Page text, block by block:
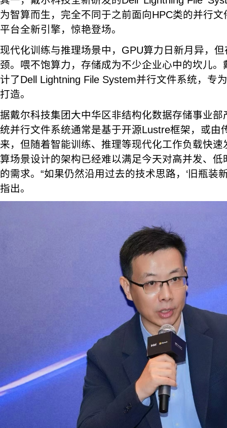
为智算而生，完全不同于之前面向HPC类的并行
平台全新引擎，惊艳登场。
现代化训练与推理场景中，GPU算力日新月异，
颈。喂不饱算力，存储成为不少企业心中的坎儿
计了Dell Lightning File System并行文件系统，专
打造。
据戴尔科技集团大中华区非结构化数据存储事业
统并行文件系统通常是基于开源Lustre框架，或由
来，但随着智能训练、推理等现代化工作负载快
算场景设计的架构已经难以满足今天对高并发、
的需求。“如果仍然沿用过去的技术思路，‘旧瓶装
指出。